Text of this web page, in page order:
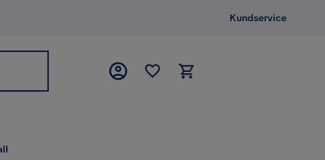
Kundservice